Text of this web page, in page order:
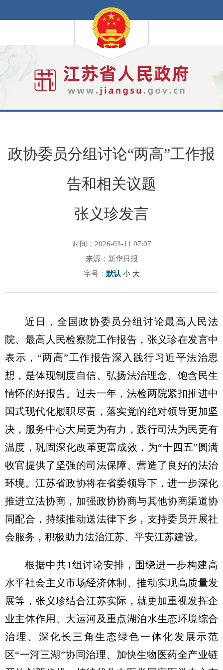
政协委员分组讨论“两高”工作报
告和相关议题
张义珍发言
时间：2026-03-11 07:07
来源：新华日报
字号： 默认 小 大
近日，全国政协委员分组讨论最高人民法
院、最高人民检察院工作报告，张义珍在发言中
表示，“两高”工作报告深入践行习近平法治思
想，是体现制度自信、弘扬法治理念、饱含民生
情怀的好报告。过去一年，法检两院紧扣推进中
国式现代化履职尽责，落实党的绝对领导更加坚
决，服务中心大局更为有力，践行司法为民更有
温度，巩固深化改革更富成效，为“十四五”圆满
收官提供了坚强的司法保障、营造了良好的法治
环境。江苏省政协将在省委领导下，进一步深化
推进立法协商，加强政协协商与其他协商渠道协
同配合，持续推动送法律下乡，支持委员开展社
会服务，积极助力法治江苏、平安江苏建设。
根据中共1组讨论安排，围绕进一步构建高
水平社会主义市场经济体制、推动实现高质量发
展等，张义珍结合江苏实际，就更加重视发挥企
业主体作用、大运河及重点湖泊水生态环境综合
治理、深化长三角生态绿色一体化发展示范
区“一河三湖”协同治理、加快生物医药全产业链